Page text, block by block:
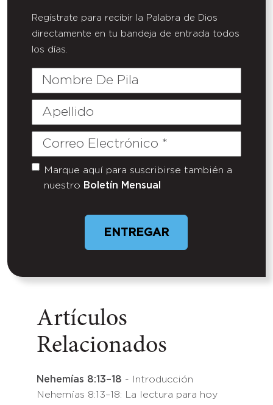
Regístrate para recibir la Palabra de Dios
directamente en tu bandeja de entrada todos
los días.
Nombre
Pila
Apellido
Correo
Untitled
Marque aquí para suscribirse también a
nuestro Boletín Mensual
Artículos
Relacionados
Nehemías 8:13–18 - Introducción
Nehemías 8:13–18: La lectura para hoy